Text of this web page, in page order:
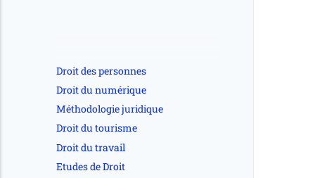
Droit des personnes
Droit du numérique
Méthodologie juridique
Droit du tourisme
Droit du travail
Etudes de Droit